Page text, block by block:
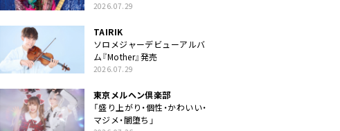
2026.07.29
TAIRIK
ソロメジャーデビューアルバ
ム『Mother』発売
2026.07.29
東京メルヘン倶楽部
「盛り上がり・個性・かわいい・
マジメ・闇堕ち」